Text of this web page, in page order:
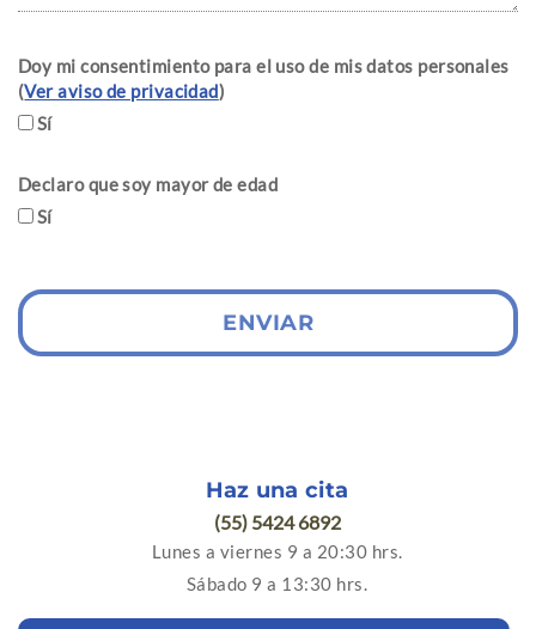
Doy mi consentimiento para el uso de mis datos personales
(Ver aviso de privacidad)
Sí
Declaro que soy mayor de edad
Sí
ENVIAR
Haz una cita
(55) 5424 6892
Lunes a viernes 9 a 20:30 hrs.
Sábado 9 a 13:30 hrs.